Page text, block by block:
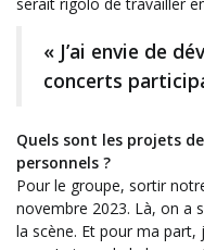
« J’ai envie de
concerts
Quels sont les projets
personnels ?
Pour le groupe, sortir
novembre 2023. Là, on a
la scène. Et pour ma part,